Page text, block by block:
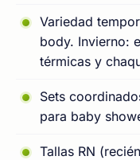
Variedad
body. Invierno:
térmicas y
Sets
para baby
Tallas RN